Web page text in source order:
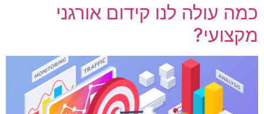
כמה עולה לנו קידום אורגני
מקצועי?